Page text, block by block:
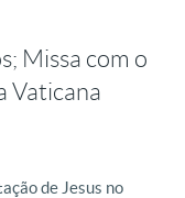
Missa com o
Vaticana
de Jesus no